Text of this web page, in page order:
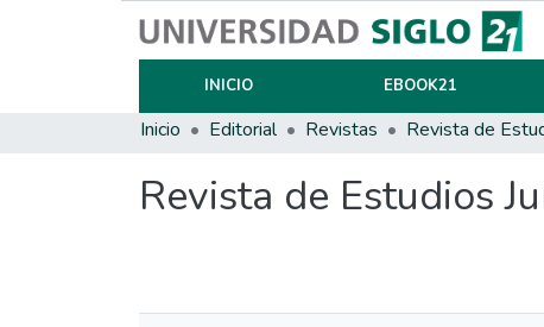
INICIO EBOOK21
Inicio Editorial Revistas
Revista de Estudios